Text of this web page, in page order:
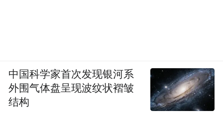
中国科学家首次发现银河系
外围气体盘呈现波纹状褶皱
结构